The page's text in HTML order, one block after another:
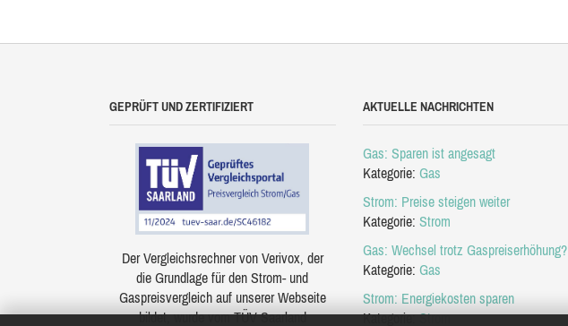
GEPRÜFT UND ZERTIFIZIERT
Der Vergleichsrechner von Verivox, der
die Grundlage für den Strom- und
Gaspreisvergleich auf unserer Webseite
bildet, wurde vom TÜV Saarland
AKTUELLE NACHRICHTEN
Gas: Sparen ist angesagt
Kategorie: Gas
Strom: Preise steigen weiter
Kategorie: Strom
Gas: Wechsel trotz Gaspreiserhöhung?
Kategorie: Gas
Strom: Energiekosten sparen
Kategorie:Strom